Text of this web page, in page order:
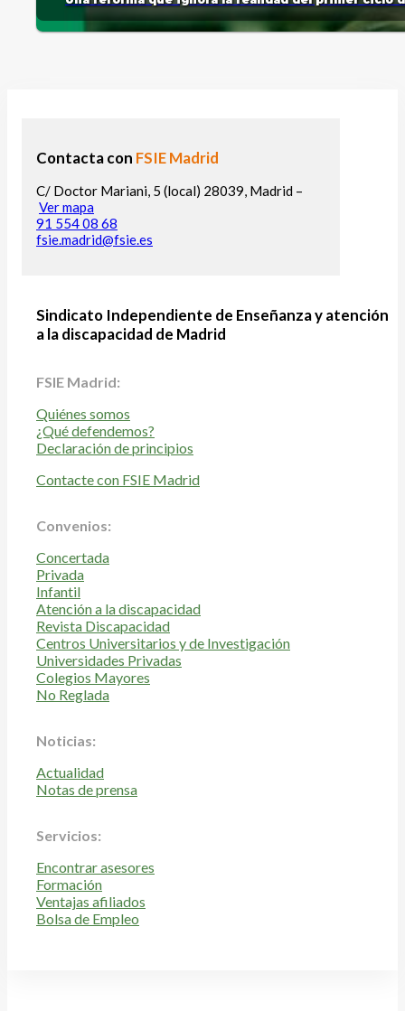
Contacta con FSIE Madrid
C/ Doctor Mariani, 5 (local) 28039, Madrid –
Ver mapa
91 554 08 68
fsie.madrid@fsie.es
Sindicato Independiente de Enseñanza y atención
a la discapacidad de Madrid
FSIE Madrid:
Quiénes somos
¿Qué defendemos?
Declaración de principios
Contacte con FSIE Madrid
Convenios:
Concertada
Privada
Infantil
Atención a la discapacidad
Revista Discapacidad
Centros Universitarios y de Investigación
Universidades Privadas
Colegios Mayores
No Reglada
Noticias:
Actualidad
Notas de prensa
Servicios:
Encontrar asesores
Formación
Ventajas afiliados
Bolsa de Empleo